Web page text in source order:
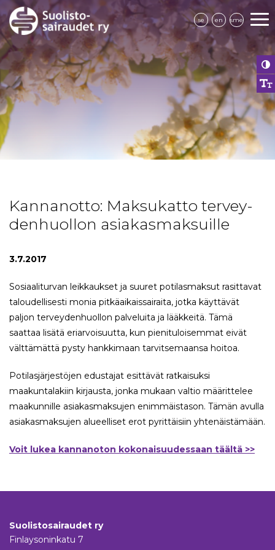
se en sme
Kannanotto: Maksukatto ter­vey­
den­huol­lon asia­kas­mak­suil­le
3.7.2017
Sosiaaliturvan leikkaukset ja suuret potilasmaksut rasittavat
taloudellisesti monia pitkäaikaissairaita, jotka käyttävät
paljon terveydenhuollon palveluita ja lääkkeitä. Tämä
saattaa lisätä eriarvoisuutta, kun pienituloisemmat eivät
välttämättä pysty hankkimaan tarvitsemaansa hoitoa.
Potilasjärjestöjen edustajat esittävät ratkaisuksi
maakuntalakiin kirjausta, jonka mukaan valtio määrittelee
maakunnille asiakasmaksujen enimmäistason. Tämän avulla
asiakasmaksujen alueelliset erot pyrittäisiin yhtenäistämään.
Voit lukea kannanoton kokonaisuudessaan täältä >>
Suolistosairaudet ry
Finlaysoninkatu 7